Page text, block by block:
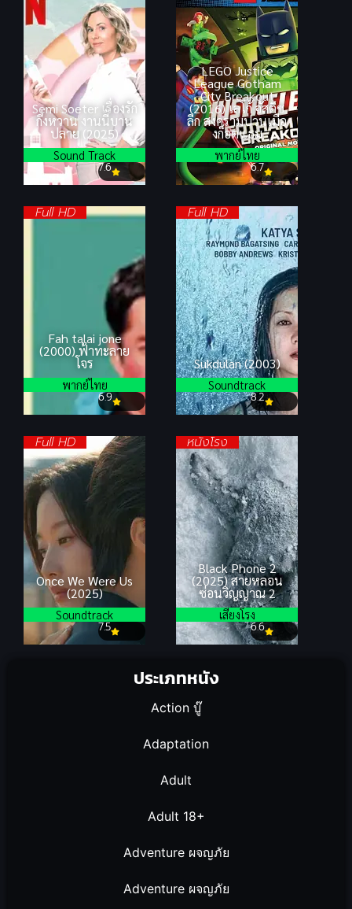
ประเภทหนัง
Action บู๊
Adaptation
Adult
Adult 18+
Adventure ผจญภัย
Adventure ผจญภัย
Semi Soeter เรื่องรัก
กึ่งหวาน งานนี้บาน
ปลาย (2025)
7.6
Sound Track
LEGO Justice
League Gotham
City Breakout
(2016) เลโก้ จัสติซ
ลีก สงครามป่วนเมือ
งก็อตแธม
6.7
พากย์ไทย
Full HD
Fah talai jone
(2000) ฟ้าทะลาย
โจร
6.9
พากย์ไทย
Full HD
Sukdulan (2003)
8.2
Soundtrack
Full HD
Once We Were Us
(2025)
7.5
Soundtrack
หนังโรง
Black Phone 2
(2025) สายหลอน
ซ่อนวิญญาณ 2
6.6
เสียงโรง